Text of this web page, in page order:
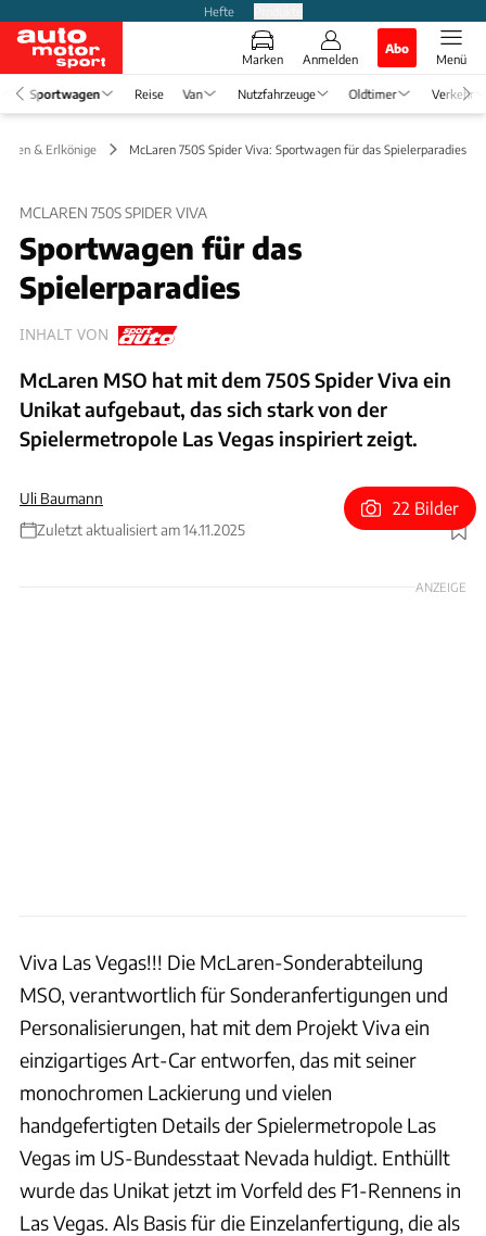
Hefte
Marken Anmelden
Abo
Menü
Sportwagen Reise Van Nutzfahrzeuge Oldtimer Verkehr
& Erlkönige McLaren 750S Spider Viva: Sportwagen für das Spielerparadies
MCLAREN 750S SPIDER VIVA
Sportwagen für das
Spielerparadies
INHALT VON
McLaren MSO hat mit dem 750S Spider Viva ein
Unikat aufgebaut, das sich stark von der
Spielermetropole Las Vegas inspiriert zeigt.
Uli Baumann
Zuletzt aktualisiert am 14.11.2025
Foto: McLaren
22 Bilder
ANZEIGE
Viva Las Vegas!!! Die McLaren-Sonderabteilung
MSO, verantwortlich für Sonderanfertigungen und
Personalisierungen, hat mit dem Projekt Viva ein
einzigartiges Art-Car entworfen, das mit seiner
monochromen Lackierung und vielen
handgefertigten Details der Spielermetropole Las
Vegas im US-Bundesstaat Nevada huldigt. Enthüllt
wurde das Unikat jetzt im Vorfeld des F1-Rennens in
Las Vegas. Als Basis für die Einzelanfertigung, die als